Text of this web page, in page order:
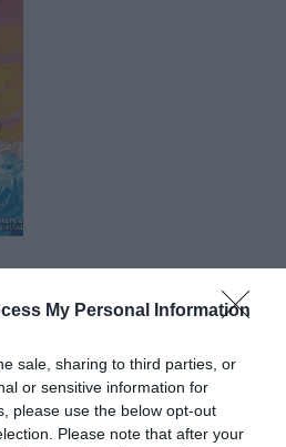
My Personal Information
sale, sharing to third parties, or
or sensitive information for
please use the below opt-out
Please note that after your
άρθρα
πυρκαγιάς στις